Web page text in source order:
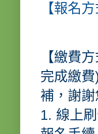
【報名
【繳費
完成繳
補，謝謝
1. 線上